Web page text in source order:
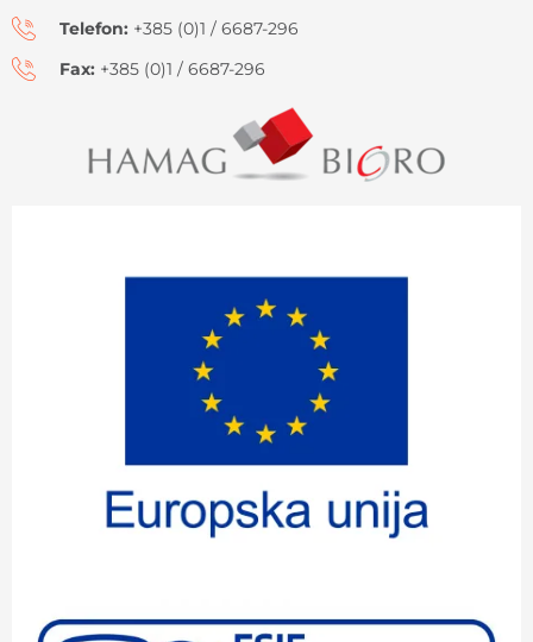
Telefon: +385 (0)1 / 6687-296
Fax: +385 (0)1 / 6687-296